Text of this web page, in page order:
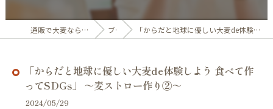
通販で大麦なら福井産100%の大麦倶楽部 ブログ 「からだと地球に優しい大麦de体験しよう 食べて作ってSDGs」 ～麦ストロー作り②～
「からだと地球に優しい大麦de体験しよう 食べて作
ってSDGs」 ～麦ストロー作り②～
2024/05/29